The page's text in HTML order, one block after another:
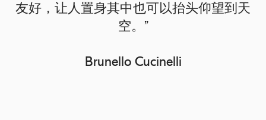
友好，让人置身其中也可以抬头仰望到天
空。”
Brunello Cucinelli